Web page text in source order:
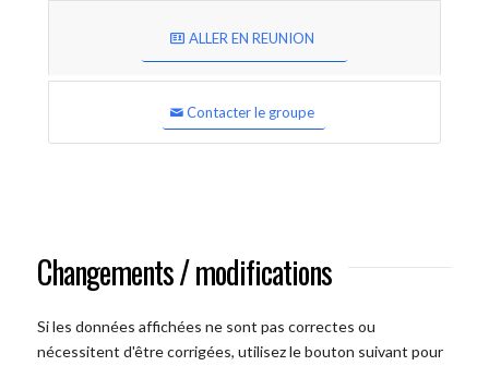
ALLER EN REUNION
Contacter le groupe
Changements / modifications
Si les données affichées ne sont pas correctes ou
nécessitent d'être corrigées, utilisez le bouton suivant pour